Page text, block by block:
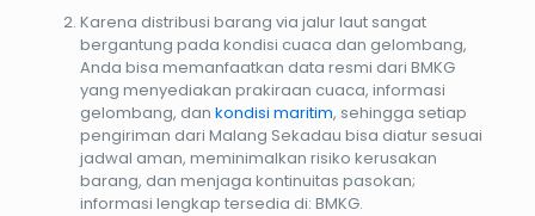
Karena distribusi barang via jalur laut sangat
bergantung pada kondisi cuaca dan gelombang,
Anda bisa memanfaatkan data resmi dari BMKG
yang menyediakan prakiraan cuaca, informasi
gelombang, dan kondisi maritim, sehingga setiap
pengiriman dari Malang Sekadau bisa diatur sesuai
jadwal aman, meminimalkan risiko kerusakan
barang, dan menjaga kontinuitas pasokan;
informasi lengkap tersedia di: BMKG.